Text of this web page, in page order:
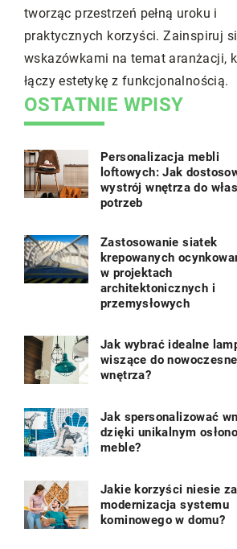
tworząc przestrzeń pełną uroku i
praktycznych korzyści. Zainspiruj
wskazówkami na temat aranżacji,
łączy estetykę z funkcjonalnością.
OSTATNIE WPISY
Personalizacja mebli
loftowych: Jak
wystrój wnętrza do
potrzeb
Zastosowanie siatek
krepowanych
w projektach
architektonicznych i
przemysłowych
Jak wybrać idealne
wiszące do
wnętrza?
Jak spersonalizować
dzięki unikalnym
meble?
Jakie korzyści niesie
modernizacja systemu
kominowego w domu?